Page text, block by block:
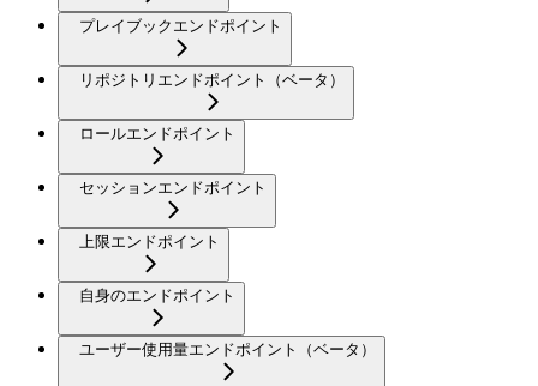
プレイブックエンドポイント
リポジトリエンドポイント（ベータ）
ロールエンドポイント
セッションエンドポイント
上限エンドポイント
自身のエンドポイント
ユーザー使用量エンドポイント（ベータ）